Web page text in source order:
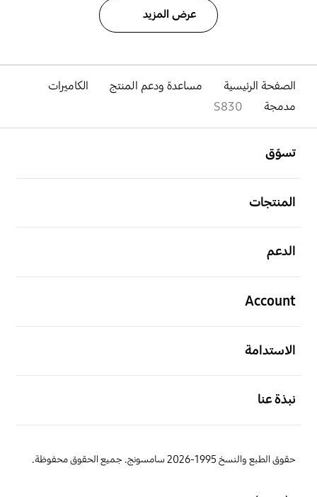
عرض المزيد
الصفحة الرئيسية مساعدة ودعم المنتج
الكاميرات
مدمجة
S830
تسوّق
المنتجات
الدعم
Account
الاستدامة
نبذة عنا
حقوق الطبع والنسخ 1995-2026 سامسونج. جميع الحقوق محفوظة.